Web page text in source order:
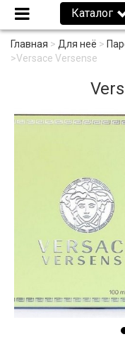
Каталог
Главная > Для неё >
>Versace Versense